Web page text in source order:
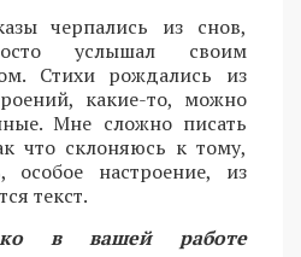
черпались из снов,
услышал своим
Стихи рождались из
какие-то, можно
Мне сложно писать
что склоняюсь к тому,
настроение, из
текст.
в вашей работе